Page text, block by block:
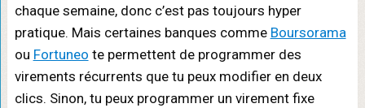
chaque semaine, donc c’est pas toujours hyper
pratique. Mais certaines banques comme Boursorama
ou Fortuneo te permettent de programmer des
virements récurrents que tu peux modifier en deux
clics. Sinon, tu peux programmer un virement fixe